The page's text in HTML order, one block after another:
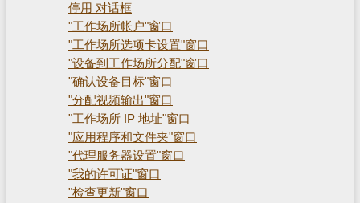
停用 对话框
"工作场所帐户"窗口
"工作场所选项卡设置"窗口
"设备到工作场所分配"窗口
"确认设备目标"窗口
"分配视频输出"窗口
"工作场所 IP 地址"窗口
"应用程序和文件夹"窗口
"代理服务器设置"窗口
"我的许可证"窗口
"检查更新"窗口